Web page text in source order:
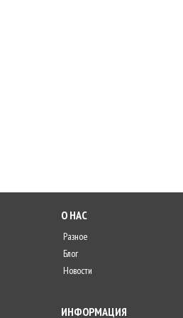
О НАС
Разное
Блог
Новости
ИНФОРМАЦИЯ